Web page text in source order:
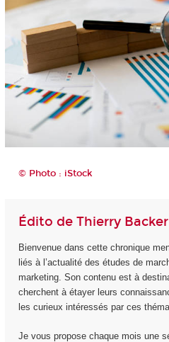
© Photo : iStock
Édito de Thierry Backer
Bienvenue dans cette chronique
liés à l’actualité des études de
marketing. Son contenu est à
cherchent à étayer leurs
les curieux intéressés par ces
Je vous propose chaque mois une